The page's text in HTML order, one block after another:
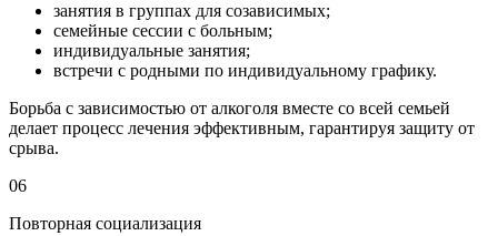
занятия в группах для созависимых;
семейные сессии с больным;
индивидуальные занятия;
встречи с родными по индивидуальному графику.
Борьба с зависимостью от алкоголя вместе со всей семьей
делает процесс лечения эффективным, гарантируя защиту от
срыва.
06
Повторная социализация